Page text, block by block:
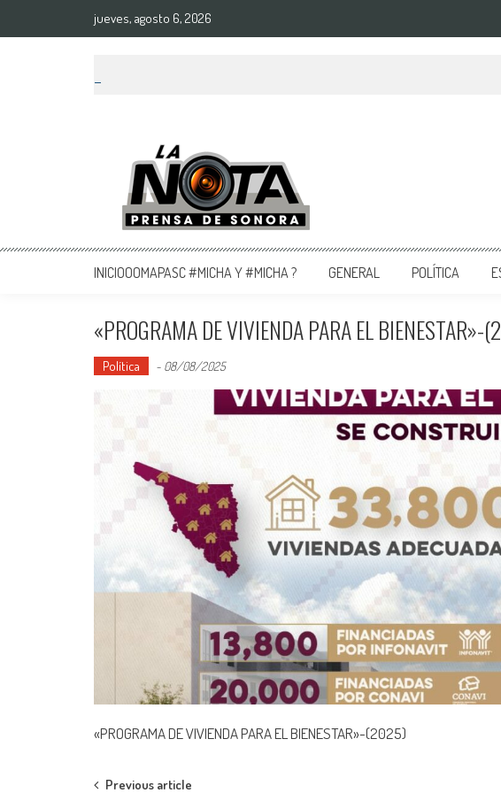
jueves, agosto 6, 2026
La Nota Prensa De Sonora
Noticias del día
INICIOOOMAPASC #MICHA Y #MICHA ? GENERAL POLÍTICA
«PROGRAMA DE VIVIENDA PARA EL BIENESTAR»-
Política - 08/08/2025
«PROGRAMA DE VIVIENDA PARA EL BIENESTAR»-(2025)
Previous article